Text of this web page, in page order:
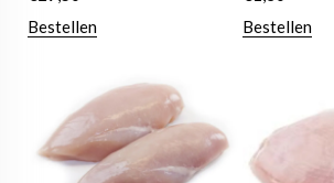
Bestellen
Bestellen